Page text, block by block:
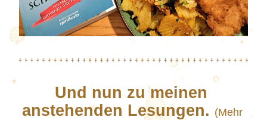
Und nun zu meinen
anstehenden Lesungen. (Mehr